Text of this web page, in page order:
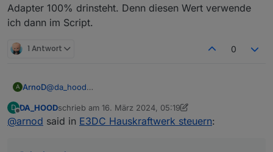
Adapter 100% drinsteht. Denn diesen Wert verwende
ich dann im Script.
1 Antwort 0
A ArnoD@da_hood
Es wäre gut, wenn du mal ein Screenshot von deinen
Einstellungen und User_Anpassungen schicken
Du musst immer daran denken, dass der, was nicht
direkt davor sitzt, alle diese Informationen sonst nicht
D
Offline
DA_HOODschrieb am 16. März 2024, 05:19
zuletzt editiert von DA_HOOD
@arnod said in E3DC Hauskraftwerk steuern: